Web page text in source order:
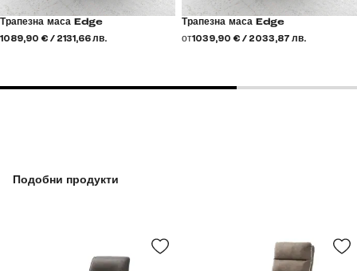
Подобни продукти
Трапезна маса Edge
1089,90 € / 2131,66 лв.
Трапезна маса Edge
от1039,90 € / 2033,87 лв.